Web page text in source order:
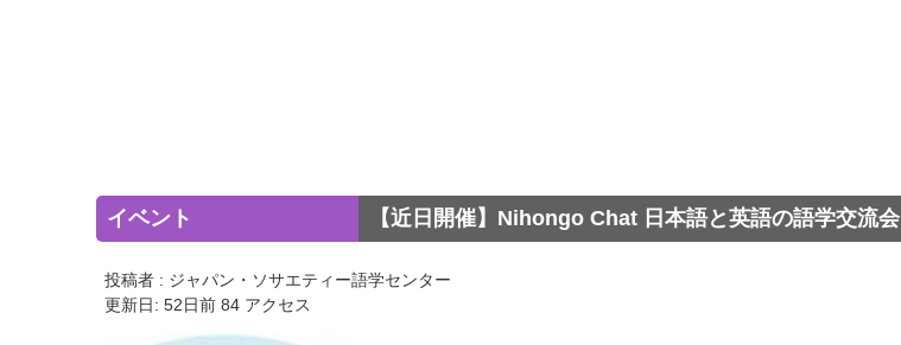
イベント 【近日開催】Nihongo Chat 日本語と英語の語学交流会
投稿者 : ジャパン・ソサエティー語学センター
更新日: 52日前 84 アクセス